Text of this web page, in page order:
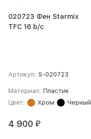
020723 Фен Starmix
TFC 16 b/c
Артикул: S-020723
Материал: Пластик
Цвет:
Хром Черный
4 900 ₽